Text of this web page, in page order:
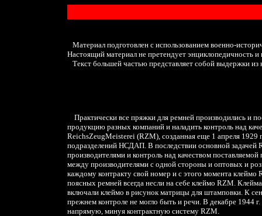
Материал подготовлен с использованием военно-
Настоящий материал не претендует энциклопедичность
Текст большей частью представляет собой выдержки
Практически все пряжки для ремней производились и
продукцию разных компаний и наладить контроль над
ReichsZeugMeisterei (RZM), созданная еще 1 апреля
подразделений НСДАП. В последствии основной
производителями и контроль над качеством
между производителями с одной стороны и оптовых и
каждому контракту свой номер и с этого момента
поясных ремней всегда несли на себе клеймо RZM.
включали клеймо в рисунок матрицы для штамповки. К
прежнем контроле не могло быть и речи. В декабре 1944
напрямую, минуя контрактную систему RZM.